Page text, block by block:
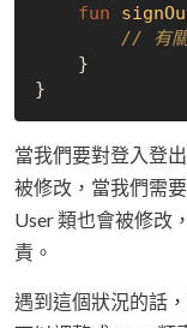
fun
// 有關
當我們要對登入登
被修改，當我們需
User 類也會被修改
責。
遇到這個狀況的話